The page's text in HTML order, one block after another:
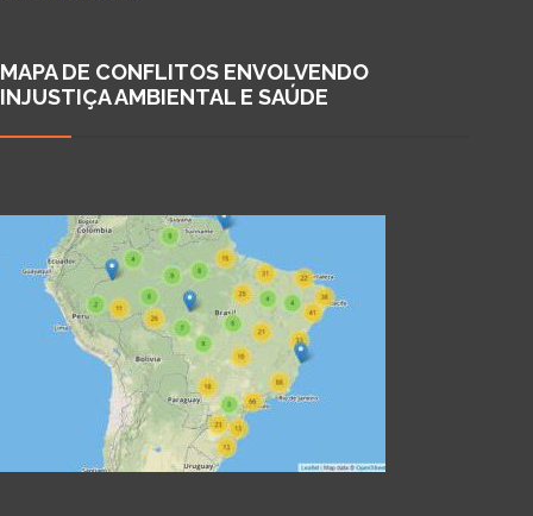
MAPA DE CONFLITOS ENVOLVENDO
INJUSTIÇA AMBIENTAL E SAÚDE